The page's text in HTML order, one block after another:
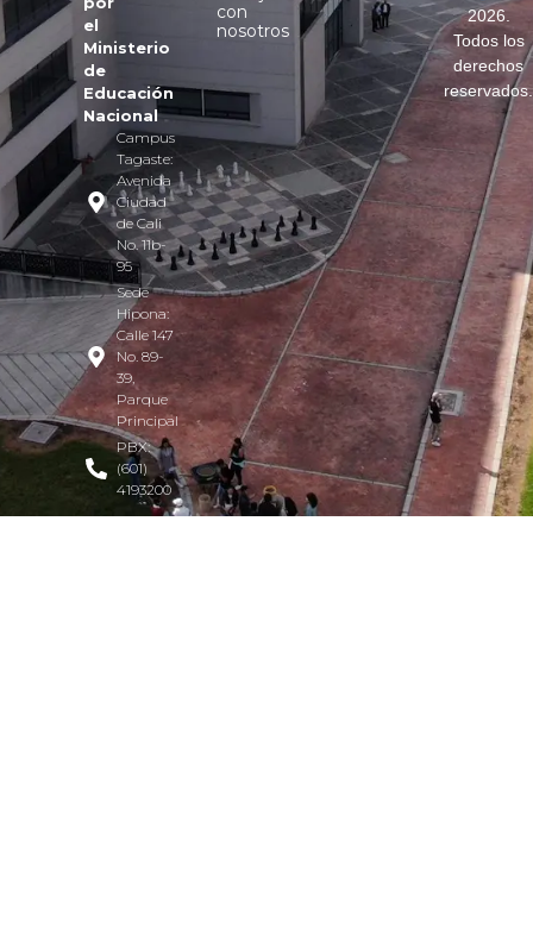
el
Ministerio
de
Educación
Nacional
Campus
Tagaste:
Avenida
Ciudad
de Cali
No. 11b-
95
Sede
Hipona:
Calle 147
No. 89-
39,
Parque
Principal
PBX:
(601)
4193200
con
nosotros
2026.
Todos los
derechos
reservados.